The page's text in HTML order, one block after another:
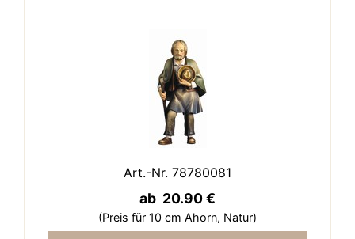
Art.-Nr. 78780081
ab 20.90 €
(Preis für 10 cm Ahorn, Natur)